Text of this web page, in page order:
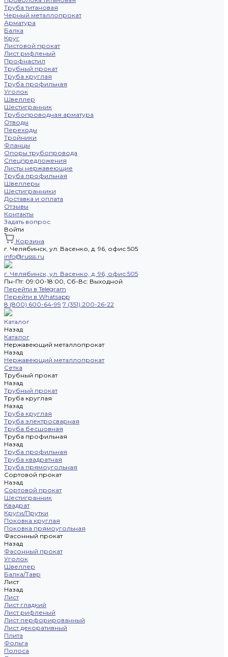
Труба титановая
Черный металлопрокат
Арматура
Балка
Круг
Листовой прокат
Лист рифленый
Профнастил
Трубный прокат
Труба круглая
Труба профильная
Уголок
Швеллер
Шестигранник
Трубопроводная арматура
Отводы
Переходы
Тройники
Фланцы
Опоры трубопровода
Спецпредложения
Листы нержавеющие
Труба профильная
Швеллеры
Шестигранники
Доставка и оплата
Отзывы
Контакты
Задать вопрос
Войти
Корзина
г. Челябинск, ул. Васенко, д. 96, офис 505
info@russs.ru
г. Челябинск, ул. Васенко, д. 96, офис 505
Пн-Пт: 09:00-18:00, Cб-Вс: Выходной
Перейти в Telegram
Перейти в Whatsapp
8 (800) 600-64-99 7 (351) 200-26-22
Каталог
Назад
Каталог
Нержавеющий металлопрокат
Назад
Нержавеющий металлопрокат
Сетка
Трубный прокат
Назад
Трубный прокат
Труба круглая
Назад
Труба круглая
Труба электросварная
Труба бесшовная
Труба профильная
Назад
Труба профильная
Труба квадратная
Труба прямоугольная
Сортовой прокат
Назад
Сортовой прокат
Шестигранник
Квадрат
Круги/Прутки
Поковка круглая
Поковка прямоугольная
Фасонный прокат
Назад
Фасонный прокат
Уголок
Швеллер
Балка/Тавр
Лист
Назад
Лист
Лист гладкий
Лист рифленый
Лист перфорированный
Лист декоративный
Плита
Фольга
Полоса